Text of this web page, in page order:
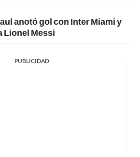
anotó gol con Inter Miami y
Lionel Messi
PUBLICIDAD